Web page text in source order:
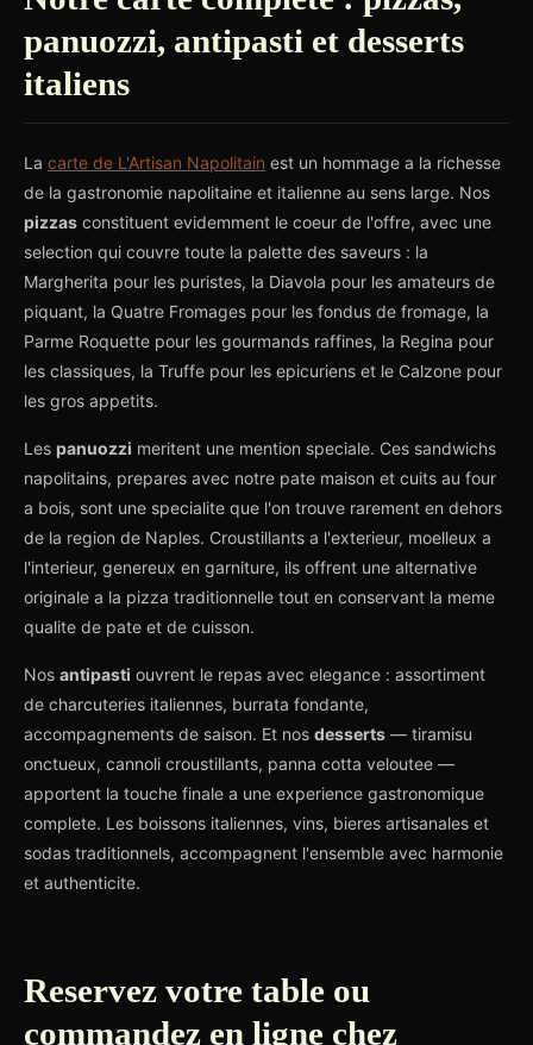
panuozzi, antipasti et desserts
italiens
La carte de L'Artisan Napolitain est un hommage a la richesse
de la gastronomie napolitaine et italienne au sens large. Nos
pizzas constituent evidemment le coeur de l'offre, avec une
selection qui couvre toute la palette des saveurs : la
Margherita pour les puristes, la Diavola pour les amateurs de
piquant, la Quatre Fromages pour les fondus de fromage, la
Parme Roquette pour les gourmands raffines, la Regina pour
les classiques, la Truffe pour les epicuriens et le Calzone pour
les gros appetits.
Les panuozzi meritent une mention speciale. Ces sandwichs
napolitains, prepares avec notre pate maison et cuits au four
a bois, sont une specialite que l'on trouve rarement en dehors
de la region de Naples. Croustillants a l'exterieur, moelleux a
l'interieur, genereux en garniture, ils offrent une alternative
originale a la pizza traditionnelle tout en conservant la meme
qualite de pate et de cuisson.
Nos antipasti ouvrent le repas avec elegance : assortiment
de charcuteries italiennes, burrata fondante,
accompagnements de saison. Et nos desserts — tiramisu
onctueux, cannoli croustillants, panna cotta veloutee —
apportent la touche finale a une experience gastronomique
complete. Les boissons italiennes, vins, bieres artisanales et
sodas traditionnels, accompagnent l'ensemble avec harmonie
et authenticite.
Reservez votre table ou
commandez en ligne chez